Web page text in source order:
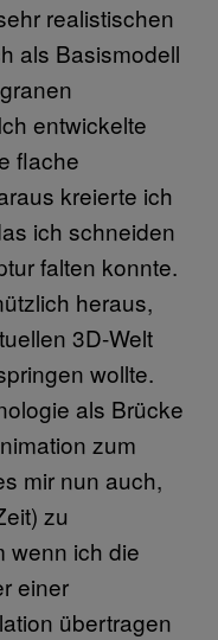
realistischen
als Basismodell
entwickelte
flache
kreierte ich
ich schneiden
falten konnte.
heraus,
3D-Welt
wollte.
als Brücke
zum
mir nun auch,
zu
wenn ich die
einer
übertragen